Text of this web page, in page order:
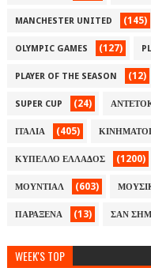
MANCHESTER UNITED (145)
OLYMPIC GAMES (127)
PLAYER OF THE SEASON (12)
SUPER CUP (24)
ΙΤΑΛΙΑ (405)
ΚΥΠΕΛΛΟ ΕΛΛΑΔΟΣ (1200)
ΜΟΥΝΤΙΑΛ (603)
ΠΑΡΑΞΕΝΑ (13) ΣΑΝ
WEEK'S TOP